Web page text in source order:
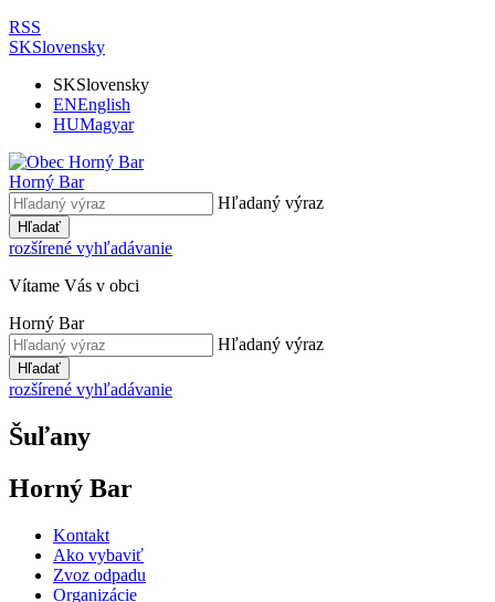
RSS
SKSlovensky
SKSlovensky
ENEnglish
HUMagyar
Horný Bar
Hľadaný výraz
Hľadať
rozšírené vyhľadávanie
Vítame Vás v obci
Horný Bar
Hľadaný výraz
Hľadať
rozšírené vyhľadávanie
Šuľany
Horný Bar
Kontakt
Ako vybaviť
Zvoz odpadu
Organizácie